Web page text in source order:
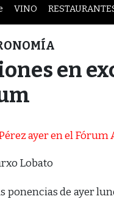
VINO
en
Lobato
ponencias de ayer